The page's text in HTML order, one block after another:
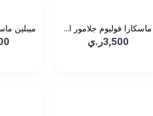
ماسكارا فوليوم جلامور ا...
3,500ر.ي
ميبلين